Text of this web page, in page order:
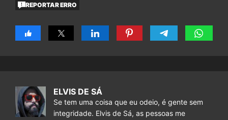
REPORTAR ERRO
ELVIS DE SÁ
Se tem uma coisa que eu odeio, é gente sem
integridade. Elvis de Sá, as pessoas me